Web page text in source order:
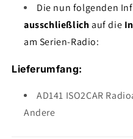
Die nun folgenden
ausschließlich auf die
am Serien-Radio:
Lieferumfang:
AD141 ISO2CAR
Andere